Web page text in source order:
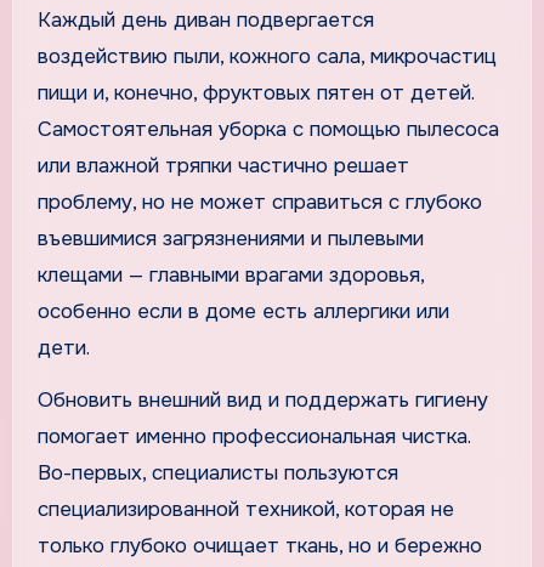
Каждый день диван подвергается
воздействию пыли, кожного сала, микрочастиц
пищи и, конечно, фруктовых пятен от детей.
Самостоятельная уборка с помощью пылесоса
или влажной тряпки частично решает
проблему, но не может справиться с глубоко
въевшимися загрязнениями и пылевыми
клещами — главными врагами здоровья,
особенно если в доме есть аллергики или
дети.
Обновить внешний вид и поддержать гигиену
помогает именно профессиональная чистка.
Во-первых, специалисты пользуются
специализированной техникой, которая не
только глубоко очищает ткань, но и бережно